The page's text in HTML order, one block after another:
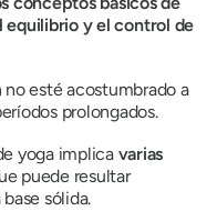
equilibrio y el control de
esté acostumbrado a
prolongados.
yoga implica varias
puede resultar
sólida.